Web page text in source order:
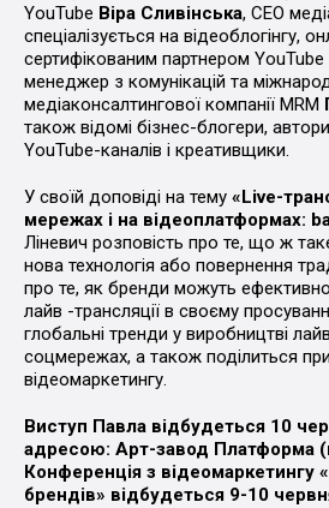
YouTube Віра Сливінська, CEO
спеціалізується на відеоблогінгу,
сертифікованим партнером YouTube
менеджер з комунікацій та
медіаконсалтингової компанії MRM
також відомі бізнес-блогери,
YouTube-каналів і креативщики.
У своїй доповіді на тему «Live-
мережах і на відеоплатформах:
Ліневич розповість про те, що ж
нова технологія або повернення
про те, як бренди можуть
лайв -трансляції в своєму
глобальні тренди у виробництві
соцмережах, а також поділиться
відеомаркетингу.
Виступ Павла відбудеться 10
адресою: Арт-завод Платформа
Конференція з відеомаркетингу
брендів» відбудеться 9-10